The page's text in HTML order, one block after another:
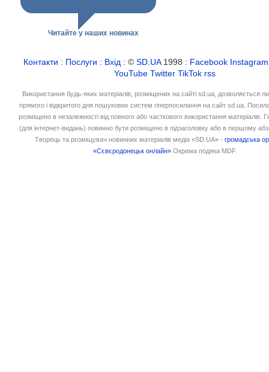
Читайте у наших новинах
Контакти : Послуги : Вхід : ©SD.UA1998 : Facebook Instagram
YouTube Twitter TikTok rss
Використання будь-яких матеріалів, розміщених на сайті sd.ua, дозволяється
прямого і відкритого для пошукових систем гіперпосилання на сайт sd.ua.
розміщено в незалежності від повного або часткового використання матеріалів.
(для інтернет-видань) повинно бути розміщено в підзаголовку або в першому
Творець та розміщувач новинних матеріалів медіа «SD.UA» -громадська
«Сєвєродонецьк онлайн» Окрема подяка MDF.